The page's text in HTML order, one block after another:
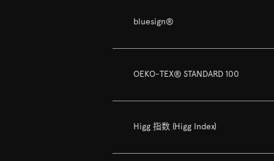
bluesign®
OEKO-TEX® STANDARD 100
Higg 指数 (Higg Index)